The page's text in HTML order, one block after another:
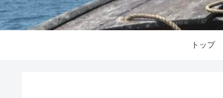
トップ